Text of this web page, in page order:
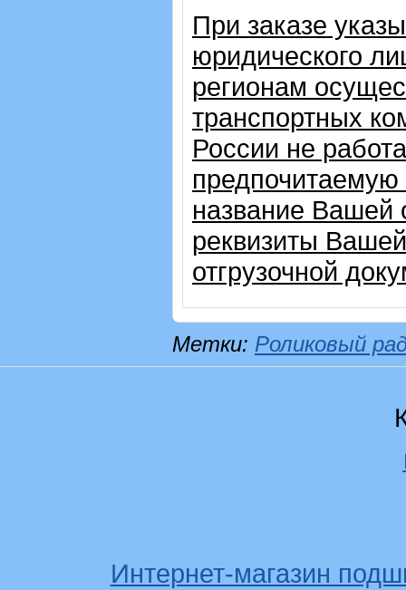
При заказе
юридического
регионам
транспортных
России не
название Вашей
реквизиты
отгрузочной
Метки: Роликовый
Интернет-магазин